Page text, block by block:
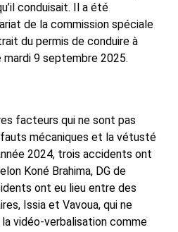
conduisait. Il a été
de la commission spéciale
du permis de conduire à
9 septembre 2025.
facteurs qui ne sont pas
mécaniques et la vétusté
2024, trois accidents ont
Koné Brahima, DG de
ont eu lieu entre des
Issia et Vavoua, qui ne
vidéo-verbalisation comme